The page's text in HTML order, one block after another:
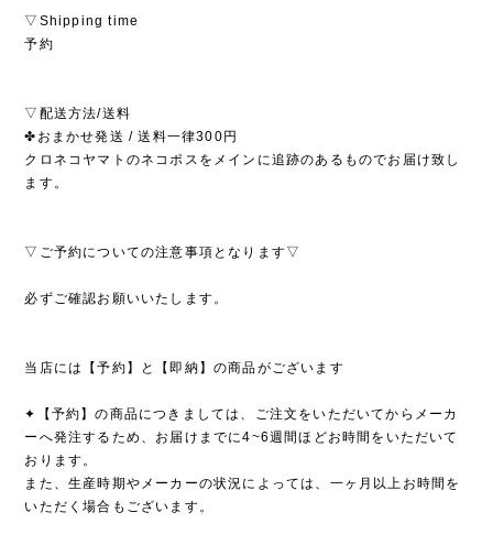
▽Shipping time
予約
▽配送方法/送料
✤おまかせ発送 / 送料一律300円
クロネコヤマトのネコポスをメインに追跡のあるものでお届け致し
ます。
▽ご予約についての注意事項となります▽
必ずご確認お願いいたします。
当店には【予約】と【即納】の商品がございます
✦【予約】の商品につきましては、ご注文をいただいてからメーカ
ーへ発注するため、お届けまでに4~6週間ほどお時間をいただいて
おります。
また、生産時期やメーカーの状況によっては、一ヶ月以上お時間を
いただく場合もございます。